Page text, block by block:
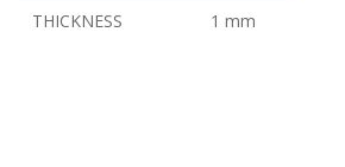
THICKNESS 1 mm